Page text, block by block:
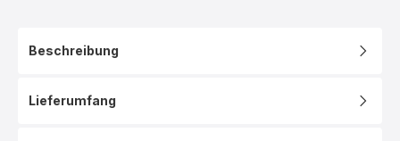
Beschreibung
Lieferumfang